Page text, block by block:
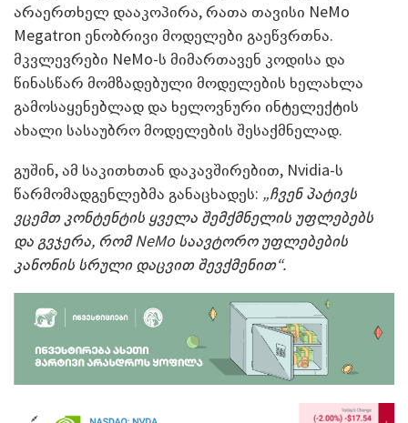
არაერთხელ დააკოპირა, რათა თავისი NeMo
Megatron ენობრივი მოდელები გაეწვრთნა.
მკვლევრები NeMo-ს მიმართავენ კოდისა და
წინასწარ მომზადებული მოდელების ხელახლა
გამოსაყენებლად და ხელოვნური ინტელექტის
ახალი სასაუბრო მოდელების შესაქმნელად.
გუშინ, ამ საკითხთან დაკავშირებით, Nvidia-ს
წარმომადგენლებმა განაცხადეს: „ჩვენ პატივს
ვცემთკონტენტის ყველა შემქმნელის უფლებებს
და გვჯერა, რომ NeMo საავტორო უფლებების
კანონის სრული დაცვით შევქმენით“.